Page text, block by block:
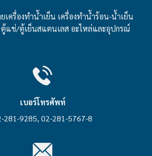
เครื่องทำน้ำเย็น เครื่องทำน้ำร้อน-น้ำเย็น
ตู้แช่/ตู้เย็นสแตนเลส อะไหล่และอุปกรณ์
เบอร์โทรศัพท์
281-9285, 02-281-5767-8